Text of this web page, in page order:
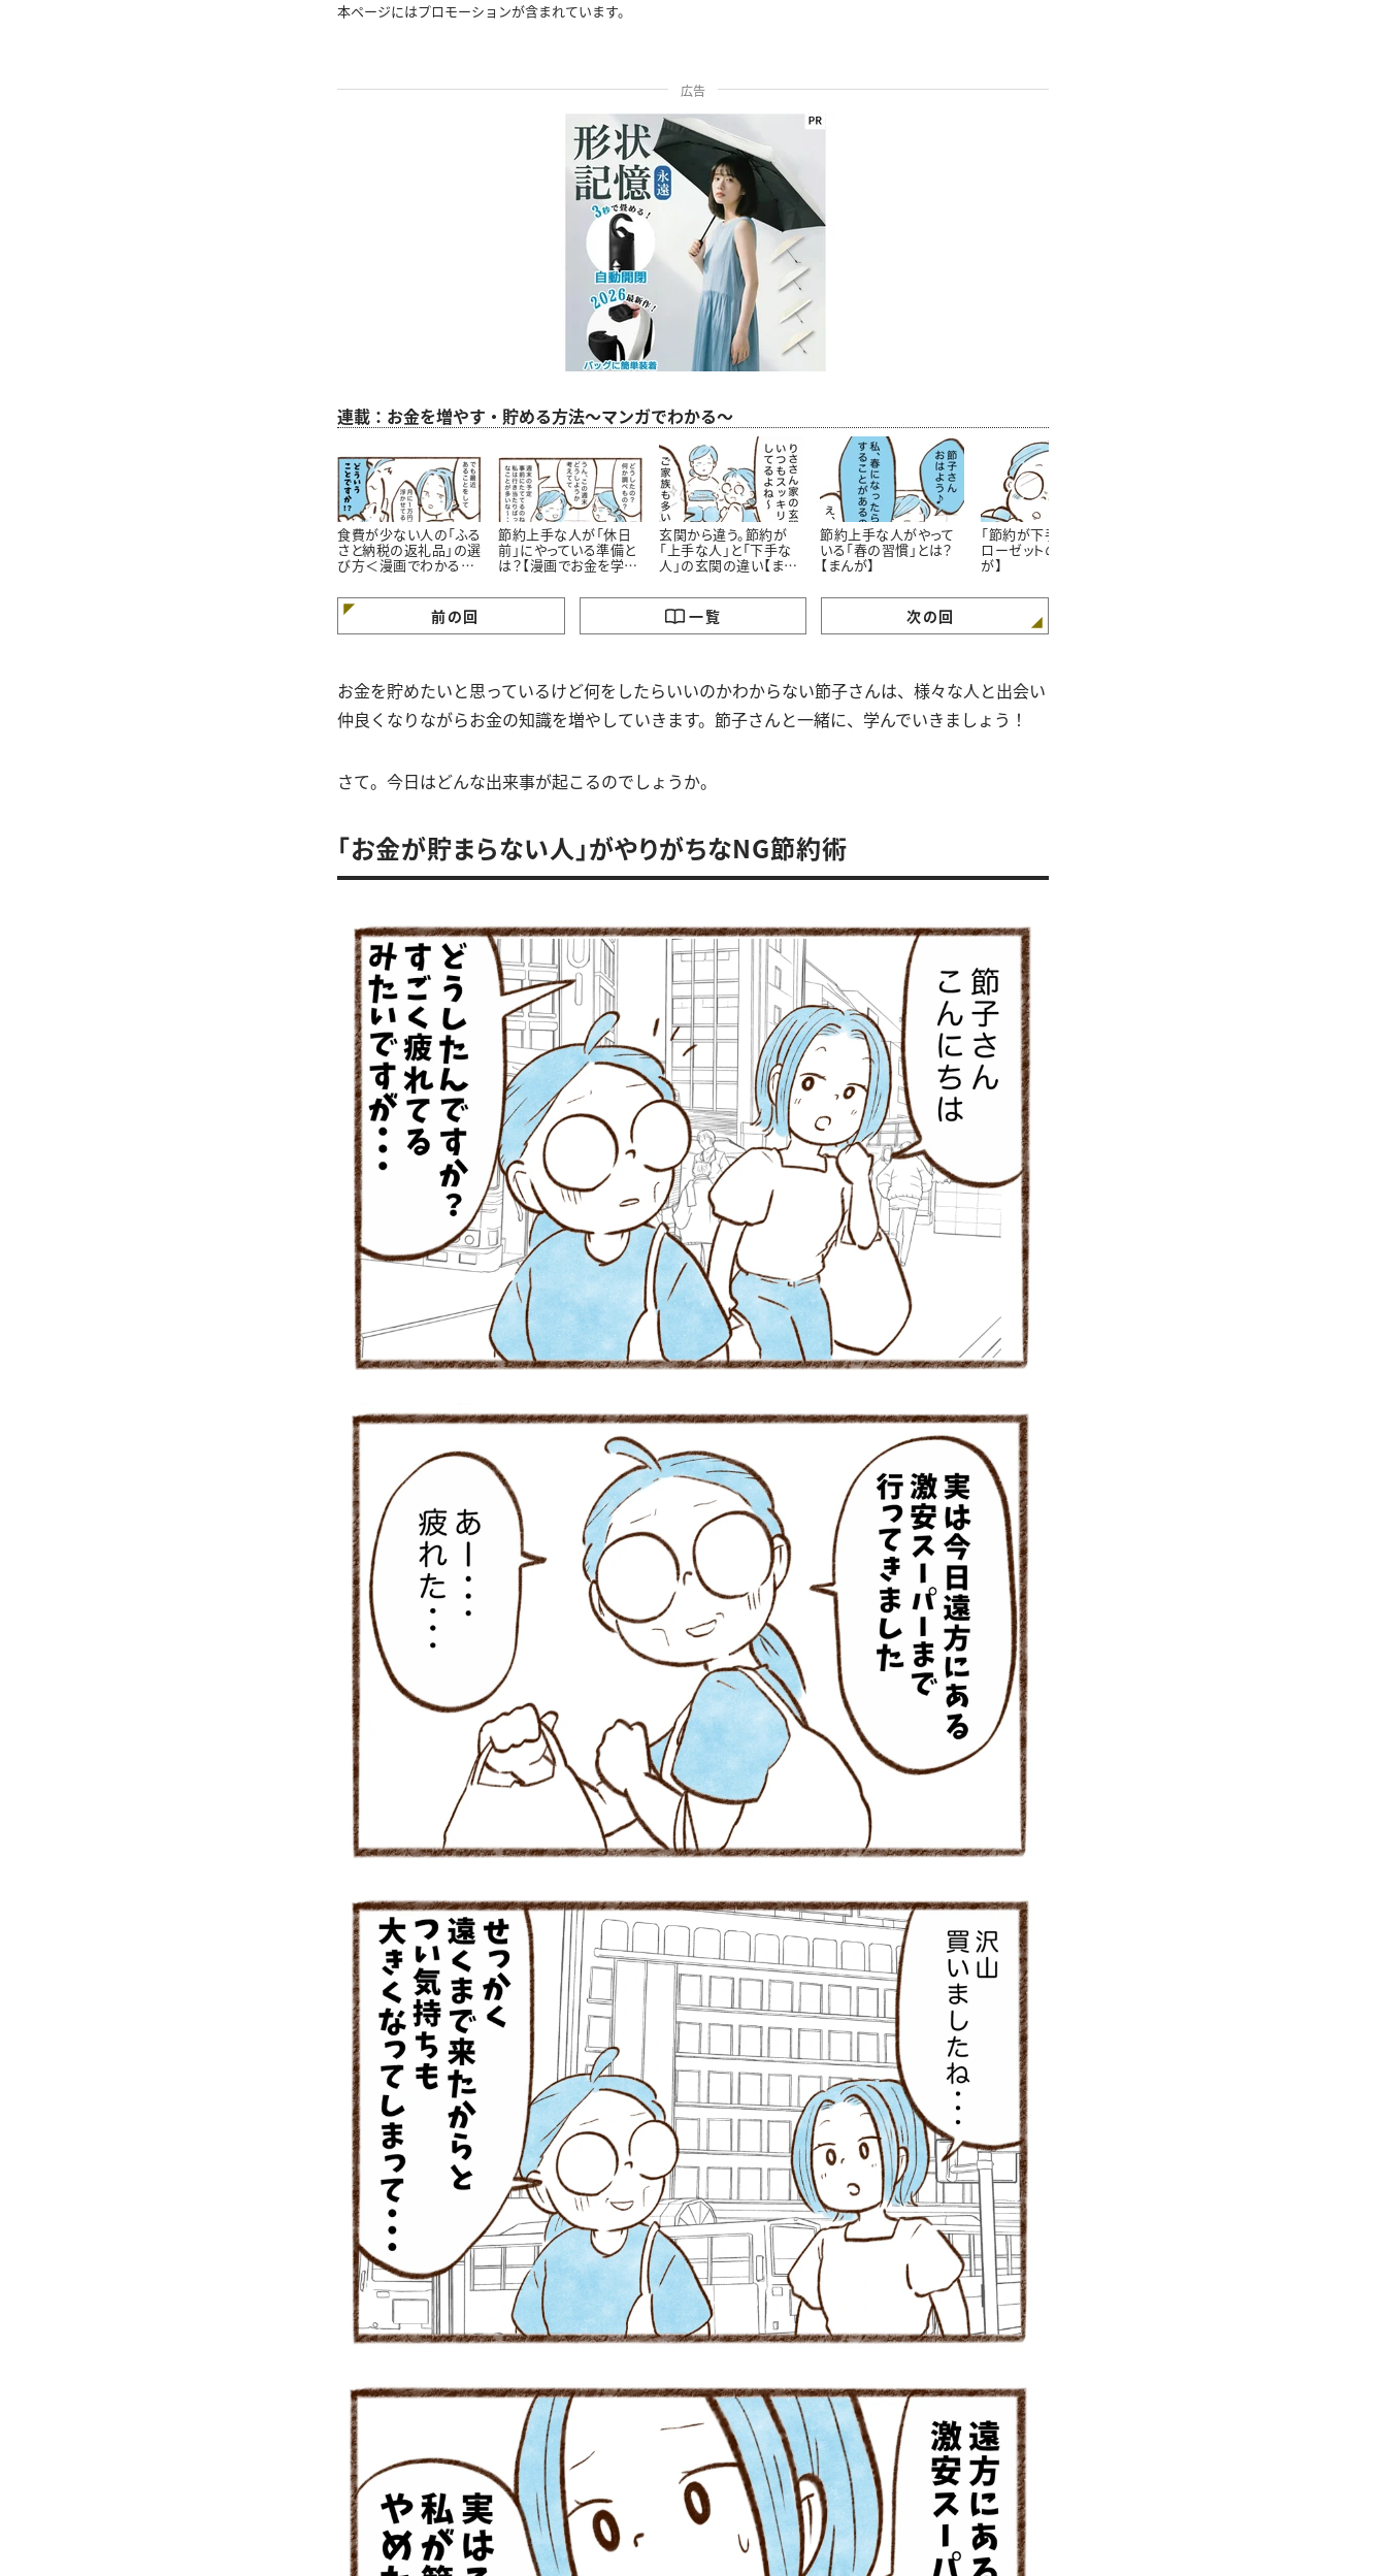
本ページにはプロモーションが含まれています。
広告
連載：お金を増やす・貯める方法～マンガでわかる～
食費が少ない人の「ふる
さと納税の返礼品」の選
び方＜漫画でわかるお
節約上手な人が「休日
前」にやっている準備と
は？【漫画でお金を学
玄関から違う。節約が
「上手な人」と「下手な
人」の玄関の違い【まん
節約上手な人がやって
いる「春の習慣」とは？
【まんが】
「節約が下手な人」のク
ローゼットの特徴【まん
が】
前の回 一覧 次の回
お金を貯めたいと思っているけど何をしたらいいのかわからない節子さんは、様々な人と出会い
仲良くなりながらお金の知識を増やしていきます。節子さんと一緒に、学んでいきましょう！
さて。今日はどんな出来事が起こるのでしょうか。
「お金が貯まらない人」がやりがちなNG節約術